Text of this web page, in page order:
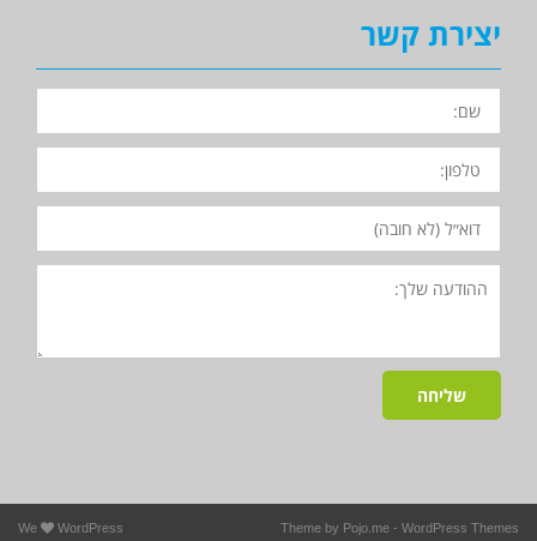
יצירת קשר
השם
הטלפון
האימייל
פרטים
נוספים
שליחה
Theme byPojo.me- WordPress Themes
We WordPress